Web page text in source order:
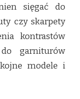
sięgać do
czy skarpety
kontrastów
garniturów
modele i